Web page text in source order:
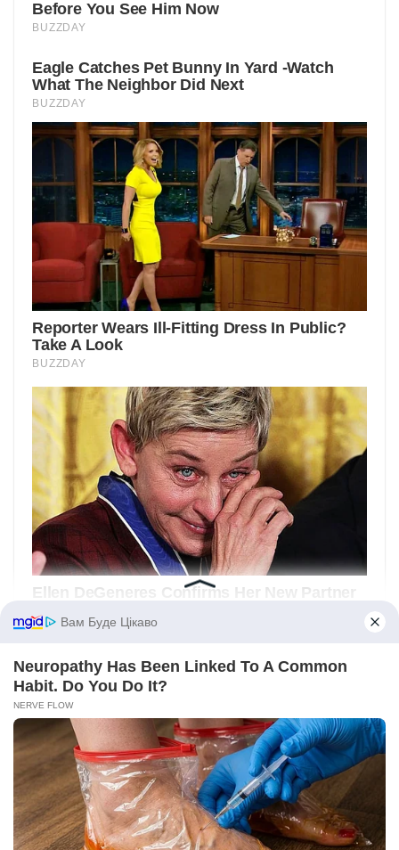
Вам Буде Цікаво
Neuropathy Has Been Linked To A Common
Habit. Do You Do It?
NERVE FLOW